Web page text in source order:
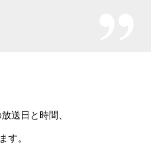
送日と時間、
す。